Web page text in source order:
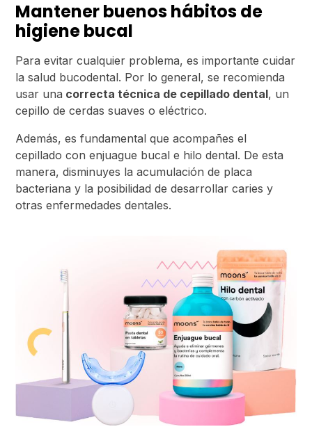
Mantener buenos hábitos de
higiene bucal
Para evitar cualquier problema, es importante cuidar
la salud bucodental. Por lo general, se recomienda
usar una correcta técnica de cepillado dental, un
cepillo de cerdas suaves o eléctrico.
Además, es fundamental que acompañes el
cepillado con enjuague bucal e hilo dental. De esta
manera, disminuyes la acumulación de placa
bacteriana y la posibilidad de desarrollar caries y
otras enfermedades dentales.